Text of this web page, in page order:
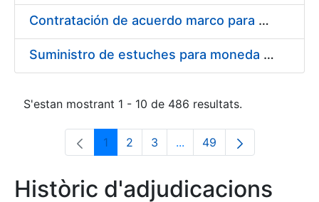
Contratación de acuerdo marco para el Suministro de Material de Electricidad para la Fábrica Nacional de Moneda y Timbre-Real Casa de la Moneda en su centro de trabajo de Burgos
Suministro de estuches para moneda de 30 €
S'estan mostrant 1 - 10 de 486 resultats.
Pàgina
1 Pàgina
2 Pàgina
3 ...Pàgines intermèdies
Pàgina
49
Històric d'adjudicacions